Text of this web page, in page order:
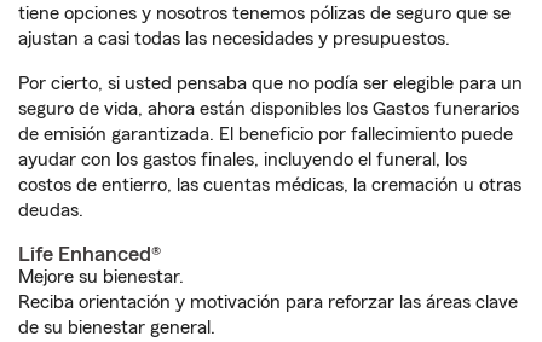
tiene opciones y nosotros tenemos pólizas de seguro que se
ajustan a casi todas las necesidades y presupuestos.
Por cierto, si usted pensaba que no podía ser elegible para un
seguro de vida, ahora están disponibles los Gastos funerarios
de emisión garantizada. El beneficio por fallecimiento puede
ayudar con los gastos finales, incluyendo el funeral, los
costos de entierro, las cuentas médicas, la cremación u otras
deudas.
Life Enhanced®
Mejore su bienestar.
Reciba orientación y motivación para reforzar las áreas clave
de su bienestar general.